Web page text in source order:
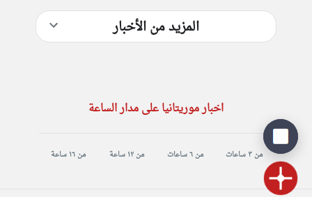
المزيد من الأخبار
اخبار موريتانيا على مدار الساعة
من ٣ ساعات من ٦ ساعات من ١٢ ساعة من ١٦ ساعة